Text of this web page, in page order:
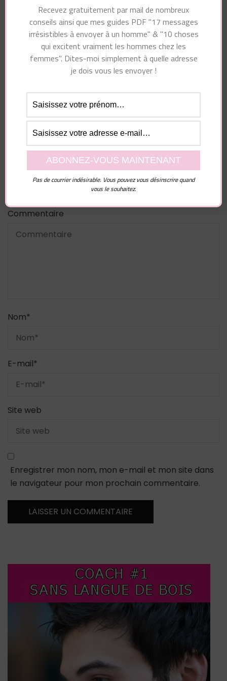
Vous pourriez également aimer...
Laisser un commentaire
Votre adresse e-mail ne sera pas publiée.Les
champs obligatoires sont indiqués avec
Commentaire
Nom*
E-mail*
Site web
Enregistrer mon nom, mon e-mail et mon site dans
le navigateur pour mon prochain commentaire.
Recevez gratuitement par mail de nombreux
conseils ainsi que mes guides PDF "17 messages
irrésistibles à envoyer à un homme" & "10 choses
qui excitent vraiment les hommes chez les
femmes". Dites-moi simplement à quelle adresse
je dois vous les envoyer !
Pas de courrier indésirable. Vous pouvez vous désinscrire quand
vous le souhaitez.